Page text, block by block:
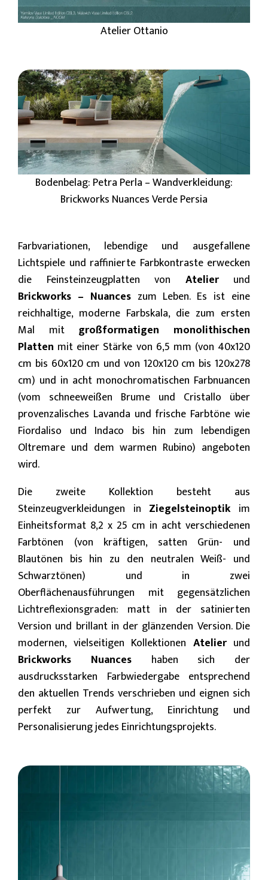
Atelier Ottanio
Bodenbelag: Petra Perla – Wandverkleidung:
Brickworks Nuances Verde Persia
Farbvariationen, lebendige und ausgefallene
Lichtspiele und raffinierte Farbkontraste erwecken
die Feinsteinzeugplatten von Atelierund
Brickworks – Nuanceszum Leben. Es ist eine
reichhaltige, moderne Farbskala, die zum ersten
Mal mit großformatigen monolithischen
Platten mit einer Stärke von 6,5 mm (von 40x120
cm bis 60x120 cm und von 120x120 cm bis 120x278
cm) und in acht monochromatischen Farbnuancen
(vom schneeweißen Brume und Cristallo über
provenzalisches Lavanda und frische Farbtöne wie
Fiordaliso und Indaco bis hin zum lebendigen
Oltremare und dem warmen Rubino) angeboten
wird.
Die zweite Kollektion besteht aus
Steinzeugverkleidungen in Ziegelsteinoptikim
Einheitsformat 8,2 x 25 cm in acht verschiedenen
Farbtönen (von kräftigen, satten Grün- und
Blautönen bis hin zu den neutralen Weiß- und
Schwarztönen) und in zwei
Oberflächenausführungen mit gegensätzlichen
Lichtreflexionsgraden: matt in der satinierten
Version und brillant in der glänzenden Version. Die
modernen, vielseitigen Kollektionen Atelierund
Brickworks Nuanceshaben sich der
ausdrucksstarken Farbwiedergabe entsprechend
den aktuellen Trends verschrieben und eignen sich
perfekt zur Aufwertung, Einrichtung und
Personalisierung jedes Einrichtungsprojekts.